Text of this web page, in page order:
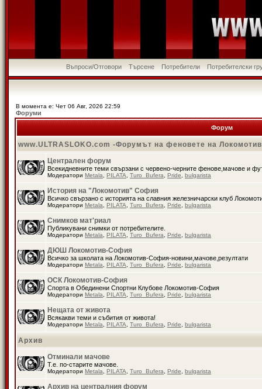
Въпроси/Отговори Търсене Потребители Потребителски
В момента е: Чет 06 Авг, 2026 22:59
Форуми
Форум
www.ULTRASLOKO.com -Форумът на феновете на
Централен форум
Всекидневните теми свързани с червено-черните фенове,мачове и
Модератори Metala PILATA Turo_Bufera Pride bulgarista
История на "Локомотив" София
Всичко свързано с историята на славния железничарски клуб
Модератори Metala PILATA Turo_Bufera Pride bulgarista
Снимков мат'риал
Публикувани снимки от потребителите.
Модератори Metala PILATA Turo_Bufera Pride bulgarista
ДЮШ Локомотив-София
Всичко за школата на Локомотив-София-новини,мачове,резултати
Модератори Metala PILATA Turo_Bufera Pride bulgarista
ОСК Локомотив-София
Спорта в Обединени Спортни Клубове Локомотив-София
Модератори Metala PILATA Turo_Bufera Pride bulgarista
Нещата от живота
Всякакви теми и събития от живота!
Модератори Metala PILATA Turo_Bufera Pride bulgarista
Архив
Отминали мачове
Т.е. по-старите мачове.
Модератори Metala PILATA Turo_Bufera Pride bulgarista
Архив на централния форум